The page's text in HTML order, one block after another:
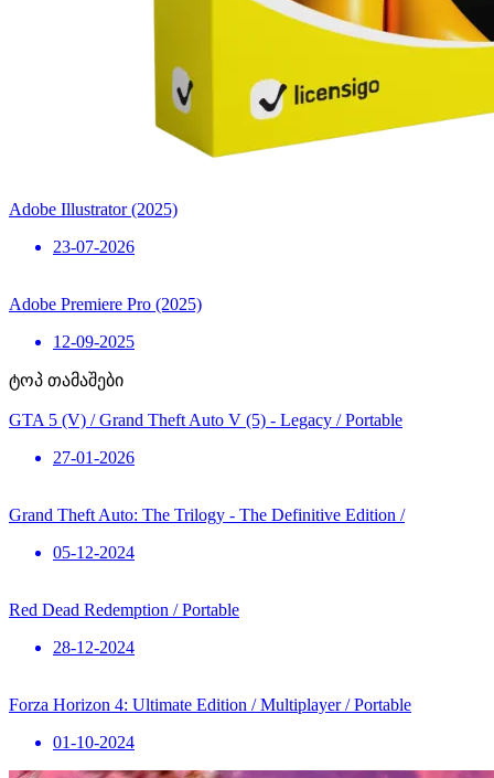
Adobe Illustrator (2025)
23-07-2026
Adobe Premiere Pro (2025)
12-09-2025
ტოპ თამაშები
GTA 5 (V) / Grand Theft Auto V (5) - Legacy / Portable
27-01-2026
Grand Theft Auto: The Trilogy - The Definitive Edition /
05-12-2024
Red Dead Redemption / Portable
28-12-2024
Forza Horizon 4: Ultimate Edition / Multiplayer / Portable
01-10-2024